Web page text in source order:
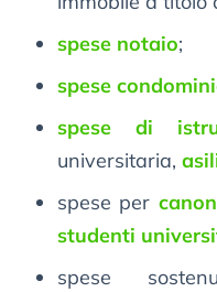
spese notaio;
spese
spese di
universitaria,
spese per
studenti
spese